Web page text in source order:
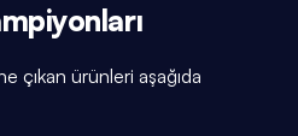
çıkan ürünleri aşağıda